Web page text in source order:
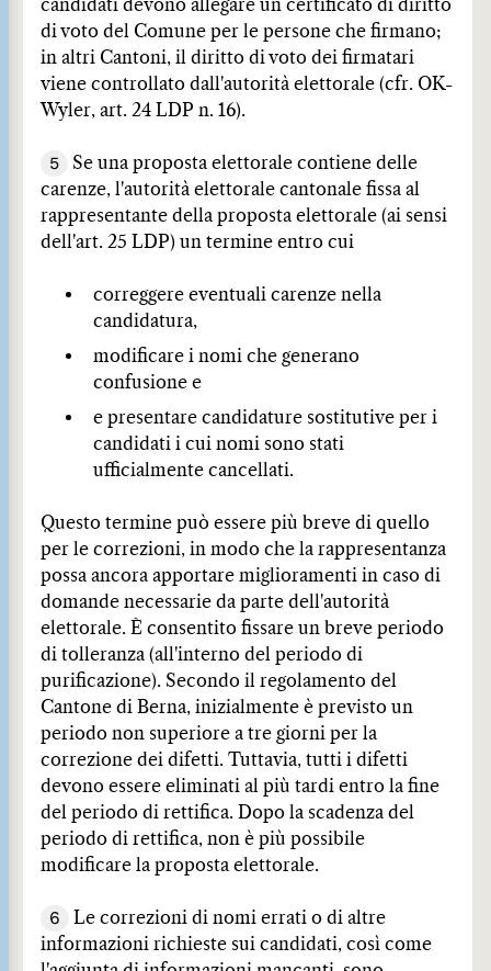
candidati devono allegare un certificato di diritto
di voto del Comune per le persone che firmano;
in altri Cantoni, il diritto di voto dei firmatari
viene controllato dall'autorità elettorale (cfr. OK-
Wyler, art. 24 LDP n. 16).
5
Se una proposta elettorale contiene delle
carenze, l'autorità elettorale cantonale fissa al
rappresentante della proposta elettorale (ai sensi
dell'art. 25 LDP) un termine entro cui
correggere eventuali carenze nella
candidatura,
modificare i nomi che generano
confusione e
e presentare candidature sostitutive per i
candidati i cui nomi sono stati
ufficialmente cancellati.
Questo termine può essere più breve di quello
per le correzioni, in modo che la rappresentanza
possa ancora apportare miglioramenti in caso di
domande necessarie da parte dell'autorità
elettorale. È consentito fissare un breve periodo
di tolleranza (all'interno del periodo di
purificazione). Secondo il regolamento del
Cantone di Berna, inizialmente è previsto un
periodo non superiore a tre giorni per la
correzione dei difetti. Tuttavia, tutti i difetti
devono essere eliminati al più tardi entro la fine
del periodo di rettifica. Dopo la scadenza del
periodo di rettifica, non è più possibile
modificare la proposta elettorale.
6
Le correzioni di nomi errati o di altre
informazioni richieste sui candidati, così come